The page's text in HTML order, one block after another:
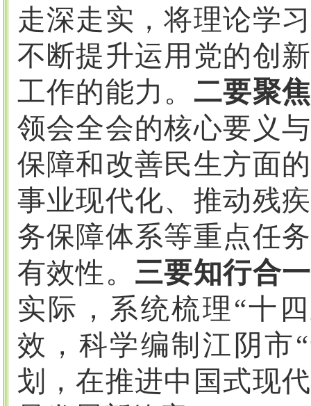
走深走实，将理论学
不断提升运用党的创
工作的能力。 二要聚
领会全会的核心要义
保障和改善民生方面
事业现代化、推动残
务保障体系等重点任
有效性。 三要知行合
实际，系统梳理 “十
效，科学编制江阴市
划，在推进中国式现